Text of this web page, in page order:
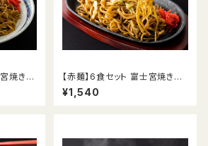
焼きそ
【赤麺】6食セット 富士宮焼きそ
ば
¥1,540